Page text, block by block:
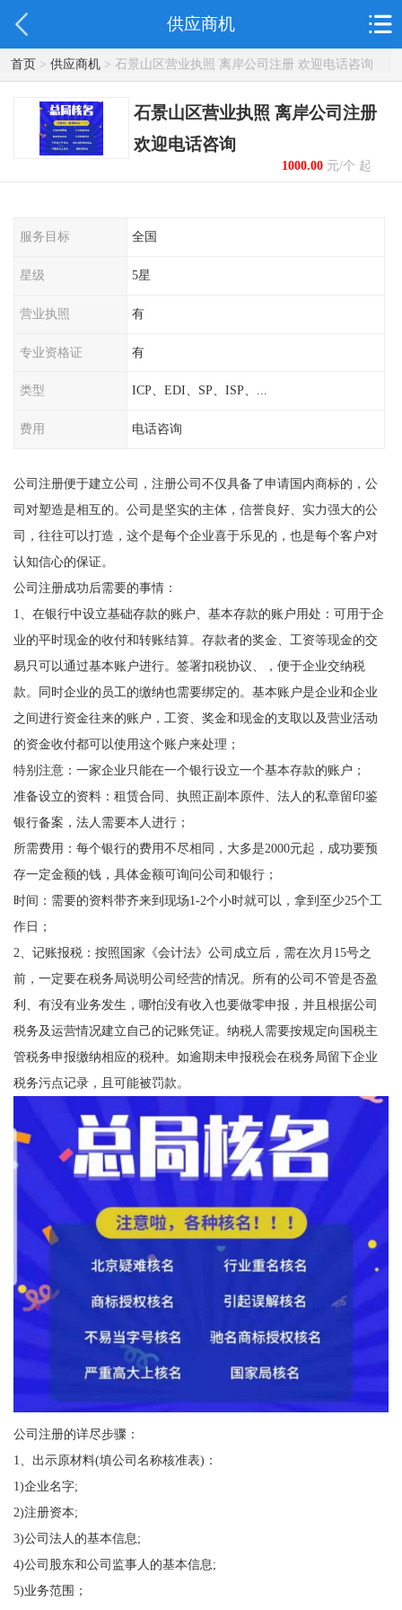
供应商机
首页> 供应商机> 石景山区营业执照 离岸公司注册 欢迎电话咨询
石景山区营业执照 离岸公司注册
欢迎电话咨询
1000.00元/个 起
服务目标 全国
星级 5星
营业执照 有
专业资格证 有
类型 ICP、EDI、SP、ISP、...
费用 电话咨询
公司注册便于建立公司，注册公司不仅具备了申请国内商标的，公
司对塑造是相互的。公司是坚实的主体，信誉良好、实力强大的公
司，往往可以打造，这个是每个企业喜于乐见的，也是每个客户对
认知信心的保证。
公司注册成功后需要的事情：
1、在银行中设立基础存款的账户、基本存款的账户用处：可用于企
业的平时现金的收付和转账结算。存款者的奖金、工资等现金的交
易只可以通过基本账户进行。签署扣税协议、，便于企业交纳税
款。同时企业的员工的缴纳也需要绑定的。基本账户是企业和企业
之间进行资金往来的账户，工资、奖金和现金的支取以及营业活动
的资金收付都可以使用这个账户来处理；
特别注意：一家企业只能在一个银行设立一个基本存款的账户；
准备设立的资料：租赁合同、执照正副本原件、法人的私章留印鉴
银行备案，法人需要本人进行；
所需费用：每个银行的费用不尽相同，大多是2000元起，成功要预
存一定金额的钱，具体金额可询问公司和银行；
时间：需要的资料带齐来到现场1-2个小时就可以，拿到至少25个工
作日；
2、记账报税：按照国家《会计法》公司成立后，需在次月15号之
前，一定要在税务局说明公司经营的情况。所有的公司不管是否盈
利、有没有业务发生，哪怕没有收入也要做零申报，并且根据公司
税务及运营情况建立自己的记账凭证。纳税人需要按规定向国税主
管税务申报缴纳相应的税种。如逾期未申报税会在税务局留下企业
税务污点记录，且可能被罚款。
公司注册的详尽步骤：
1、出示原材料(填公司名称核准表)：
1)企业名字;
2)注册资本;
3)公司法人的基本信息;
4)公司股东和公司监事人的基本信息;
5)业务范围；